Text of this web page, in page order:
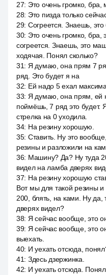
27: Это очень громко,
28: Это пизда только
29: Согреется. Знаешь,
30: Это очень громко, бра,
согреется. Знаешь, это
ходячая. Понял сколько?
31: Я думаю, она прям 7
ряд. Это будет я на
32: Ей надо 5 ехал
33: Я думаю, она прям, ей
поймёшь, 7 ряд это будет.
стрелка на 0 уходила.
34: На резину хорошую.
35: Ставить. Ну это
резины и разложили на
36: Машину? Да? Ну туда
видел на ламба дверях
37: На резину хорошую
Вот мы для такой резины
200, блять, на ками. Ну
дверях видел?
38: Я сейчас вообще, это
39: Я сейчас вообще, это
выехать.
40: И уехать отсюда,
41: Здесь дзержинка.
42: И уехать отсюда.